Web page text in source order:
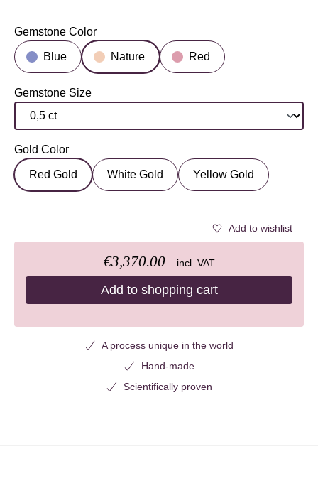
Select
Gemstone Color
Blue Nature Red
Select
Gemstone Size
Select
Gold Color
Red Gold White Gold Yellow Gold
Add to wishlist
€3,370.00 incl. VAT
Add to shopping cart
A process unique in the world
Hand-made
Scientifically proven